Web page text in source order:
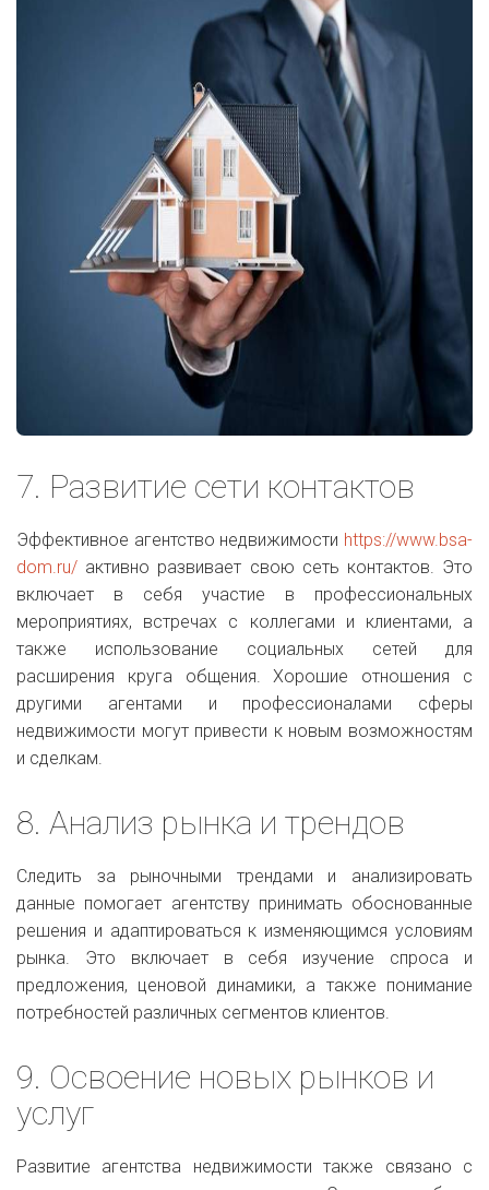
7. Развитие сети контактов
Эффективное агентство недвижимости https://www.bsa-
dom.ru/ активно развивает свою сеть контактов. Это
включает в себя участие в профессиональных
мероприятиях, встречах с коллегами и клиентами, а
также использование социальных сетей для
расширения круга общения. Хорошие отношения с
другими агентами и профессионалами сферы
недвижимости могут привести к новым возможностям
и сделкам.
8. Анализ рынка и трендов
Следить за рыночными трендами и анализировать
данные помогает агентству принимать обоснованные
решения и адаптироваться к изменяющимся условиям
рынка. Это включает в себя изучение спроса и
предложения, ценовой динамики, а также понимание
потребностей различных сегментов клиентов.
9. Освоение новых рынков и
услуг
Развитие агентства недвижимости также связано с